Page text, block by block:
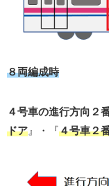
８両編成時
４号車の進行方向２
ドア 』・『４号車２